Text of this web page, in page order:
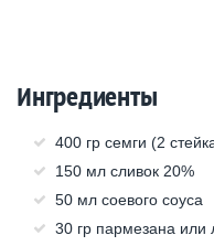
Ингредиенты
400 гр семги (2
150 мл сливок 20%
50 мл соевого соуса
30 гр пармезана или